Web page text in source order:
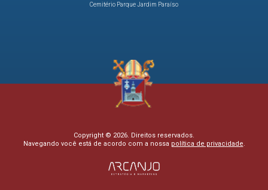
Cemitério Parque Jardim Paraíso
Copyright © 2026. Direitos reservados.
Navegando você está de acordo com a nossa política de privacidade.